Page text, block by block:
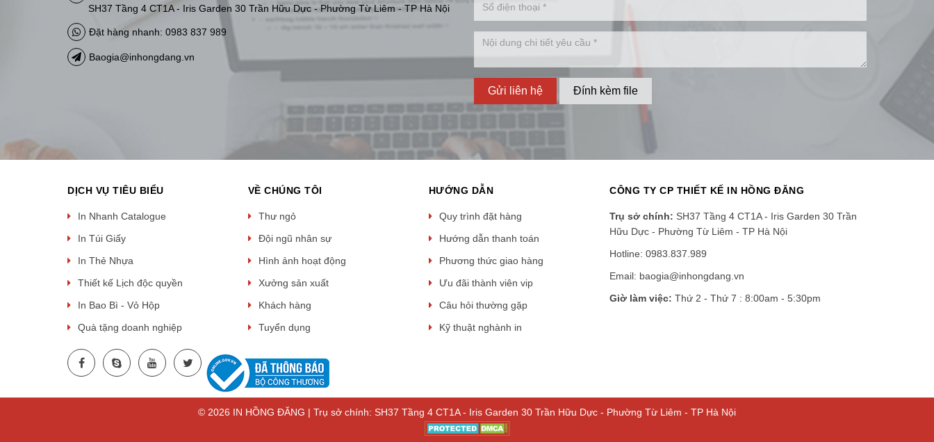
SH37 Tầng 4 CT1A - Iris Garden 30 Trần Hữu Dực - Phường Từ Liêm - TP Hà Nội
Đặt hàng nhanh: 0983 837 989
Baogia@inhongdang.vn
Gửi liên hệ Đính kèm file
DỊCH VỤ TIÊU BIỂU
In Nhanh Catalogue
In Túi Giấy
In Thẻ Nhựa
Thiết kế Lịch độc quyền
In Bao Bì - Vỏ Hộp
Quà tặng doanh nghiệp
VỀ CHÚNG TÔI
Thư ngỏ
Đội ngũ nhân sự
Hình ảnh hoạt động
Xưởng sản xuất
Khách hàng
Tuyển dụng
HƯỚNG DẪN
Quy trình đặt hàng
Hướng dẫn thanh toán
Phương thức giao hàng
Ưu đãi thành viên vip
Câu hỏi thường gặp
Kỹ thuật nghành in
CÔNG TY CP THIẾT KẾ IN HỒNG ĐĂNG
Trụ sở chính: SH37 Tầng 4 CT1A - Iris Garden 30 Trần
Hữu Dực - Phường Từ Liêm - TP Hà Nội
Hotline: 0983.837.989
Email: baogia@inhongdang.vn
Giờ làm việc: Thứ 2 - Thứ 7 : 8:00am - 5:30pm
© 2026 IN HỒNG ĐĂNG | Trụ sở chính: SH37 Tầng 4 CT1A - Iris Garden 30 Trần Hữu Dực - Phường Từ Liêm - TP Hà Nội